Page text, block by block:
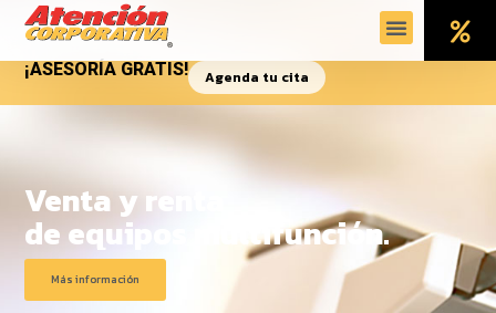
¡ASESORÍA GRATIS! Agenda tu cita
Venta y renta
de equipos multifunción.
Más información